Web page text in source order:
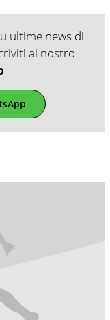
ultime news di
al nostro